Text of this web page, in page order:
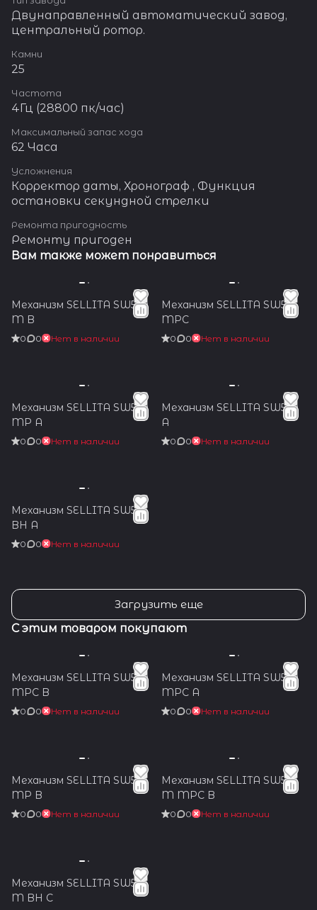
Двунаправленный автоматический завод,
центральный ротор.
Камни
25
Частота
4Гц (28800 пк/час)
Максимальный запас хода
62 Часа
Усложнения
Корректор даты, Хронограф , Функция
остановки секундной стрелки
Ремонта пригодность
Ремонту пригоден
Вам также может понравиться
Механизм SELLITA SW530
M B
0 0 Нет в наличии
Механизм SELLITA SW536
MPC
0 0 Нет в наличии
Механизм SELLITA SW530
MP A
0 0 Нет в наличии
Механизм SELLITA SW530
A
0 0 Нет в наличии
Механизм SELLITA SW510
BH A
0 0 Нет в наличии
Загрузить еще
С этим товаром покупают
Механизм SELLITA SW530
MPC B
0 0 Нет в наличии
Механизм SELLITA SW530
MPC A
0 0 Нет в наличии
Механизм SELLITA SW532
MP B
0 0 Нет в наличии
Механизм SELLITA SW510
M MPC B
0 0 Нет в наличии
Механизм SELLITA SW510
M BH C